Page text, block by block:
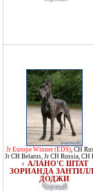
Jr Europe Winner (EDS), CH
Jr CH Belarus, Jr CH Russia, CH
♀ АЛАНО'С ШТАТ
ЗОРИАНДА
ДОДЖИ
Черный